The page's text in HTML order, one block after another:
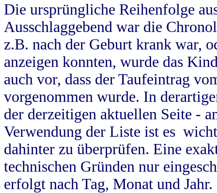
Die ursprüngliche Reihenfolge
Ausschlaggebend war die
z.B. nach der Geburt krank war,
anzeigen konnten, wurde das
auch vor, dass der Taufeintrag
vorgenommen wurde. In
der derzeitigen aktuellen Seite -
Verwendung der Liste ist es
dahinter zu überprüfen. Eine
technischen Gründen nur
erfolgt nach Tag, Monat und Jahr.